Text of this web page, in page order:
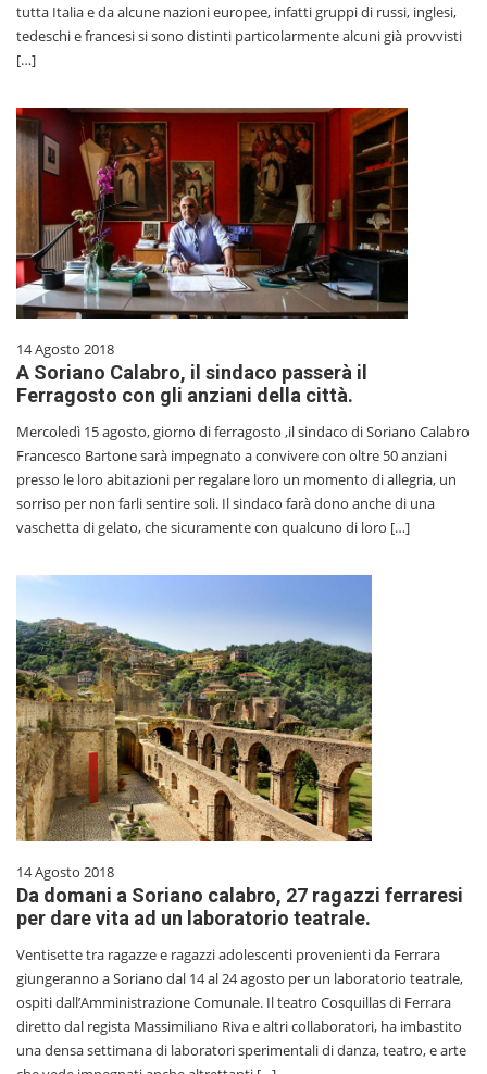
tutta Italia e da alcune nazioni europee, infatti gruppi di russi, inglesi,
tedeschi e francesi si sono distinti particolarmente alcuni già provvisti
[…]
14 Agosto 2018
A Soriano Calabro, il sindaco passerà il
Ferragosto con gli anziani della città.
Mercoledì 15 agosto, giorno di ferragosto ,il sindaco di Soriano Calabro
Francesco Bartone sarà impegnato a convivere con oltre 50 anziani
presso le loro abitazioni per regalare loro un momento di allegria, un
sorriso per non farli sentire soli. Il sindaco farà dono anche di una
vaschetta di gelato, che sicuramente con qualcuno di loro […]
14 Agosto 2018
Da domani a Soriano calabro, 27 ragazzi ferraresi
per dare vita ad un laboratorio teatrale.
Ventisette tra ragazze e ragazzi adolescenti provenienti da Ferrara
giungeranno a Soriano dal 14 al 24 agosto per un laboratorio teatrale,
ospiti dall’Amministrazione Comunale. Il teatro Cosquillas di Ferrara
diretto dal regista Massimiliano Riva e altri collaboratori, ha imbastito
una densa settimana di laboratori sperimentali di danza, teatro, e arte